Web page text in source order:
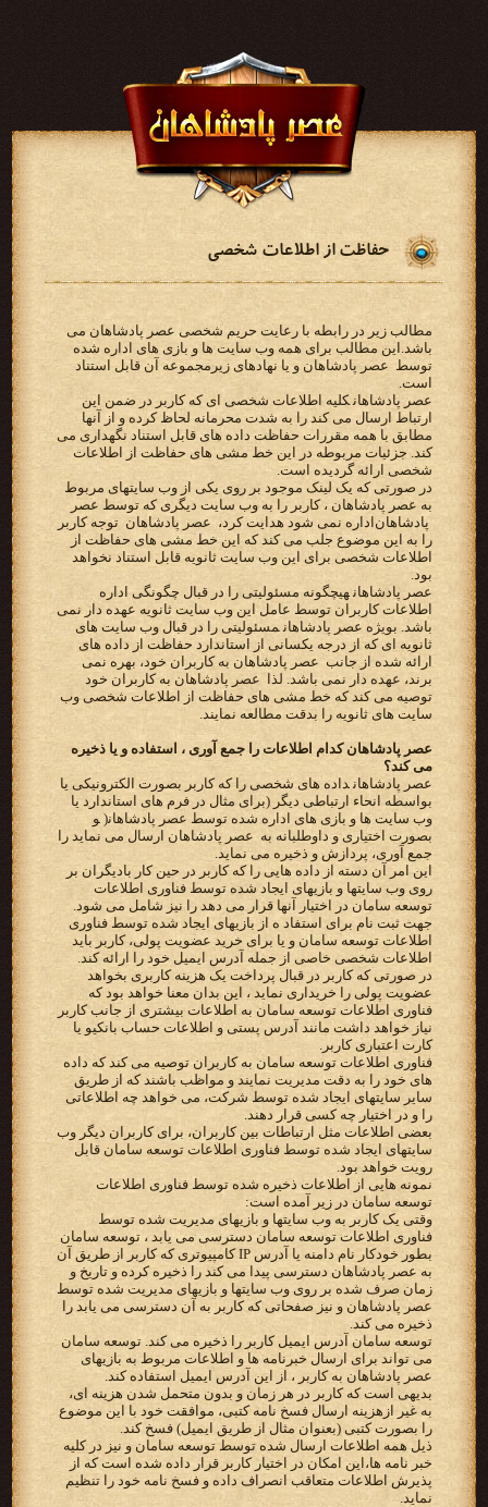
حفاظت از اطلاعات شخصی
مطالب زیر در رابطه با رعایت حریم شخصی عصر پادشاهان می
باشد.‫این مطالب برای همه وب سایت ها و بازی‬ ‫های اداره شده
توسط ‪ عصر پادشاهان ‬و یا نهادهای زیرمجموعه آن قابل استناد
است‬.
‫‪ عصر پادشاهان‬کلیه اطلاعات شخصی ای که کاربر در ضمن این
‫مطابق با همه مقررات حفاظت داده های قابل استناد نگهداری می
کند. جزئیات مربوطه در این خط مشی های حفاظت از‬ ‫اطلاعات
شخصی ارائه گردیده است.‬
‫در صورتی که یک لینک موجود بر روی یکی از وب سایتهای مربوط
پادشاهان ‬اداره نمی شود هدایت کرد، ‪ عصر پادشاهان ‬ توجه کاربر
را به این موضوع جلب می کند که این خط مشی های‬ ‫حفاظت از
اطلاعات شخصی برای این وب سایت ثانویه قابل استناد نخواهد
بود‬.
‫‪ عصر پادشاهان‬هیچگونه مسئولیتی را در قبال‬ ‫چگونگی اداره
اطلاعات کاربران توسط عامل این وب سایت ثانویه عهده دار نمی
باشد. بویژه ‪ عصر پادشاهان‬مسئولیتی را در قبال‬ ‫وب سایت های
ثانویه ای که از درجه یکسانی از استاندارد حفاظت از داده های
ارائه شده از جانب ‪ عصر پادشاهان ‬به کاربران‬ ‫خود، بهره نمی
برند، عهده دار نمی باشد. لذا ‪ عصر پادشاهان ‬به کاربران خود
توصیه می کند که خط مشی های حفاظت از‬ ‫اطلاعات شخصی وب
سایت های ثانویه را بدقت مطالعه نمایند.‬
عصر پادشاهان کدام اطلاعات را جمع آوری ، استفاده و یا ذخیره
می کند؟
‫‪ عصر پادشاهان‬داده های شخصی را که کاربر بصورت الکترونیکی یا
بواسطه انحاء ارتباطی دیگر (برای مثال در فرم های‬ ‫استاندارد یا
وب سایت ها و بازی های اداره شده توسط ‪ )عصر پادشاهان‬و
بصورت اختیاری و داوطلبانه به ‪ عصر پادشاهان ‬ارسال‬ ‫می نماید را
جمع آوری، پردازش و ذخیره می نماید.‬
این امر آن دسته از داده هایی را که کاربر در حین کار بادیگران بر
روی وب سایتها و بازیهای ایجاد شده توسط فناوری اطلاعات
توسعه سامان در اختیار آنها قرار می دهد را نیز شامل می شود.
جهت ثبت نام برای استفاد ه از بازیهای ایجاد شده توسط فناوری
اطلاعات توسعه سامان و یا برای خرید عضویت پولی، کاربر باید
اطلاعات شخصی خاصی از جمله آدرس ایمیل خود را ارائه کند.
در صورتی که کاربر در قبال پرداخت یک هزینه کاربری بخواهد
عضویت پولی را خریداری نماید ، این بدان معنا خواهد بود که
فناوری اطلاعات توسعه سامان به اطلاعات بیشتری از جانب کاربر
نیاز خواهد داشت مانند آدرس پستی و اطلاعات حساب بانکیو یا
کارت اعتباری کاربر.
فناوری اطلاعات توسعه سامان به کاربران توصیه می کند که داده
های خود را به دقت مدیریت نمایند و مواظب باشند که از طریق
سایر سایتهای ایجاد شده توسط شرکت، می خواهد چه اطلاعاتی
را و در اختیار چه کسی قرار دهند.
بعضی اطلاعات مثل ارتباطات بین کاربران، برای کاربران دیگر وب
سایتهای ایجاد شده توسط فناوری اطلاعات توسعه سامان قابل
رویت خواهد بود.
نمونه هایی از اطلاعات ذخیره شده توسط فناوری اطلاعات
توسعه سامان در زیر آمده است:
وقتی یک کاربر به وب سایتها و بازیهای مدیریت شده توسط
فناوری اطلاعات توسعه سامان دسترسی می یابد ، توسعه سامان
بطور خودکار نام دامنه یا آدرس IP کامپیوتری که کاربر از طریق آن
به عصر پادشاهان دسترسی پیدا می کند را ذخیره کرده و تاریخ و
زمان صرف شده بر روی وب سایتها و بازیهای مدیریت شده توسط
عصر پادشاهان و نیز صفحاتی که کاربر به آن دسترسی می یابد را
ذخیره می کند.
توسعه سامان آدرس ایمیل کاربر را ذخیره می کند. توسعه سامان
می تواند برای ارسال خبرنامه ها و اطلاعات مربوط به بازیهای
عصر پادشاهان به کاربر ، از این آدرس ایمیل استفاده کند.
بدیهی است که کاربر در هر زمان و بدون متحمل شدن هزینه ای،
به غیر ازهزینه ارسال فسخ نامه کتبی، موافقت خود با این موضوع
را بصورت کتبی (بعنوان مثال از طریق ایمیل) فسخ کند.
ذیل همه اطلاعات ارسال شده توسط توسعه سامان و نیز در کلیه
خبر نامه ها،‌این امکان در اختیار کاربر قرار داده شده است که از
پذیرش اطلاعات متعاقب انصراف داده و فسخ نامه خود را تنظیم
نماید.